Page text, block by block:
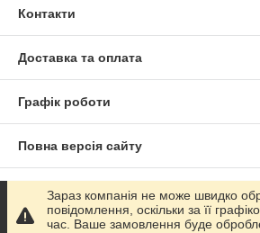
Контакти
Доставка та оплата
Графік роботи
Повна версія сайту
Сайт створено на маркетплейсі
Зараз компанія не може швидко
повідомлення, оскільки за її
час. Ваше замовлення буде